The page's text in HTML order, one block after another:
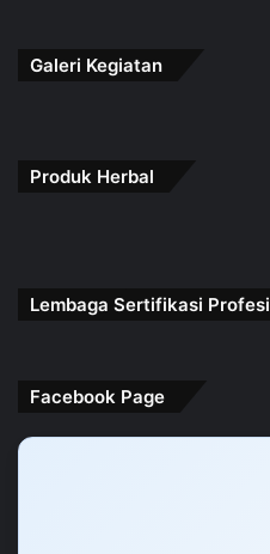
Galeri Kegiatan
Produk Herbal
Lembaga Sertifikasi Profesi
Facebook Page